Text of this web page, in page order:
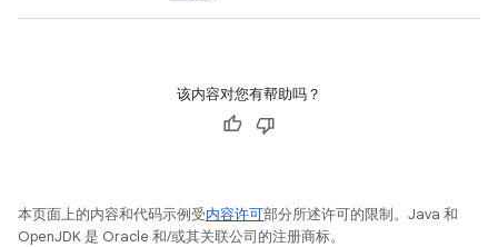
该内容对您有帮助吗？
本页面上的内容和代码示例受内容许可部分所述许可的限制。Java 和
OpenJDK 是 Oracle 和/或其关联公司的注册商标。